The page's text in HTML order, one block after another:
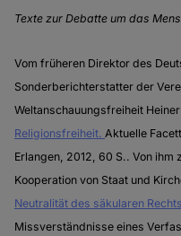
Texte zur Debatte um das
Vom früheren Direktor des
Sonderberichterstatter der
Weltanschauungsfreiheit
Religionsfreiheit. Aktuelle
Erlangen, 2012, 60 S.. Von ihm
Kooperation von Staat und
Neutralität des säkularen
Missverständnisse eines